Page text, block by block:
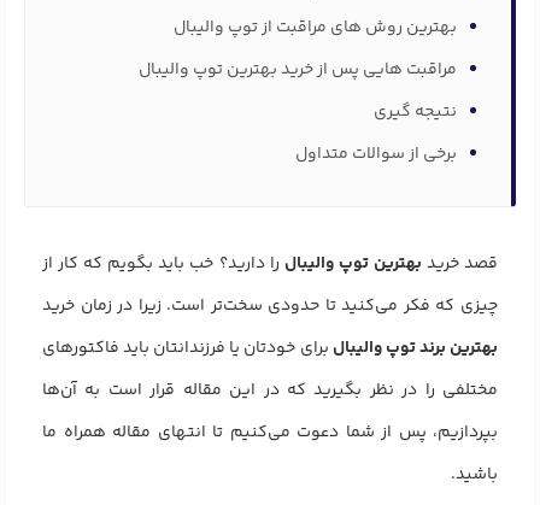
بهترین روش های مراقبت از توپ والیبال
مراقبت هایی پس از خرید بهترین توپ والیبال
نتیجه گیری
برخی از سوالات متداول
قصد خرید بهترین توپ والیبال را دارید؟ خب باید بگویم که کار از
چیزی که فکر می‌کنید تا حدودی سخت‌تر است. زیرا در زمان خرید
بهترین برند توپ والیبال برای خودتان یا فرزندانتان باید فاکتور‌های
مختلفی را در نظر بگیرید که در این مقاله قرار است به آن‌ها
بپردازیم، پس از شما دعوت می‌کنیم تا انتهای مقاله همراه ما
باشید.